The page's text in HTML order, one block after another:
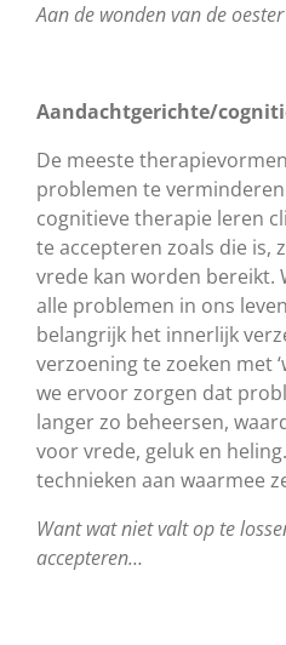
Aan de wonden van de
Aandachtgerichte/
De meeste
problemen te
cognitieve therapie leren
te accepteren zoals die is,
vrede kan worden bereikt.
alle problemen in ons
belangrijk het innerlijk
verzoening te zoeken met
we ervoor zorgen dat
langer zo beheersen,
voor vrede, geluk en
technieken aan waarmee
Want wat niet valt op te
accepteren…